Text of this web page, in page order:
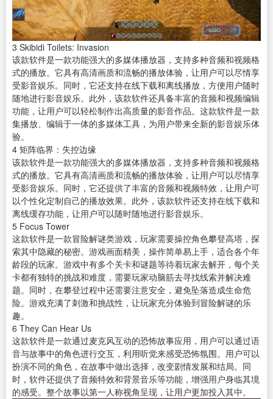
3 Skibidi Toilets: Invasion
该款软件是一款功能强大的多媒体播放器 ，支持多种音频和视频格
式的播放。它具有高清画质和流畅的播放体验，让用户可以尽情享
受影音娱乐。同时，它还支持在线下载和离线播放，方便用户随时
随地进行影音娱乐。此外，该款软件还具备丰富的音频和视频编辑
功能，让用户可以轻松制作出高质量的影音作品。这款软件是一款
集播放、编辑于一体的多媒体工具，为用户带来全新的影音娱乐体
验。
4 矩阵临界：失控边缘
该款软件是一款功能强大的多媒体播放器，支持多种音频和视频格
式的播放。它具有高清画质和流畅的播放体验，让用户可以尽情享
受影音娱乐。同时，它还提供了丰富的音频和视频特效，让用户可
以个性化定制自己的播放效果。此外，该款软件还支持在线下载和
离线缓存功能，让用户可以随时随地进行影音娱乐。
5 Focus Tower
这款软件是一款冒险解谜类游戏，玩家需要操控角色攀登高塔，探
索其中隐藏的秘密。游戏画面精美，操作简单易上手，适合各个年
龄段的玩家。游戏中有多个关卡和谜题等待着玩家去解开，每个关
卡都有独特的挑战和难度，需要玩家动脑筋去寻找线索并解决难
题。同时，在攀登过程中还需要注意安全，避免坠落造成生命危
险。游戏充满了刺激和挑战性，让玩家充分体验到冒险解谜的乐
趣。
6 They Can Hear Us
这款软件是一款通过麦克风互动的恐怖故事应用，用户可以通过语
音与故事中的角色进行交互，利用听觉来感受恐怖氛围。用户可以
扮演不同的角色，在故事中做出选择，改变剧情发展和结局。同
时，软件还提供了音频特效和背景音乐等功能，增强用户身临其境
的感受。整个故事以第一人称视角呈现，让用户更加投入其中。